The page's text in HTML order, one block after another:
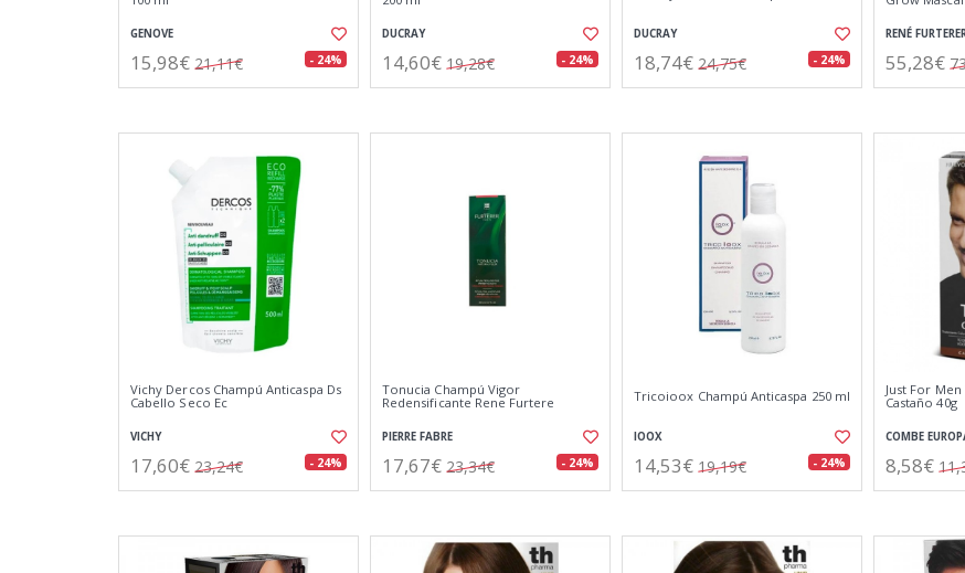
GENOVE
15,98€ 21,11€ - 24%
DUCRAY
14,60€ 19,28€ - 24%
DUCRAY
18,74€ 24,75€ - 24%
RENÉ
55,28€
Vichy Dercos Champú Anticaspa Ds
Cabello Seco Ec
VICHY
17,60€ 23,24€ - 24%
Tonucia Champú Vigor
Redensificante Rene Furtere
PIERRE FABRE
17,67€ 23,34€ - 24%
Tricoioox Champú Anticaspa 250 ml
IOOX
14,53€ 19,19€ - 24%
Just For
Castaño 40g
COMBE
8,58€